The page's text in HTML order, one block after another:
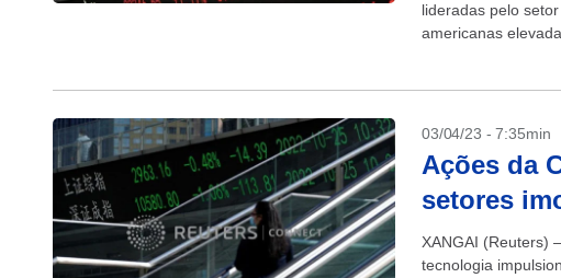
lideradas pelo
americanas
03/04/23 - 7:35min
Ações da
setores
XANGAI (Reuters)
tecnologia